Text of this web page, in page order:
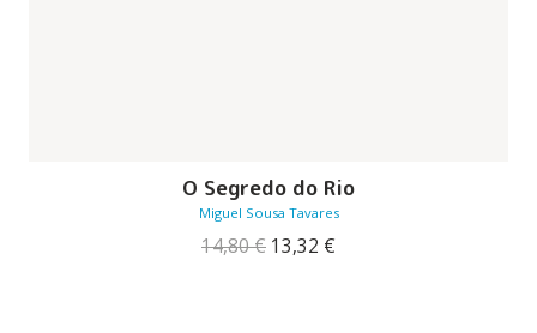
O Segredo do Rio
Miguel Sousa Tavares
14,80€ O
13,32 €